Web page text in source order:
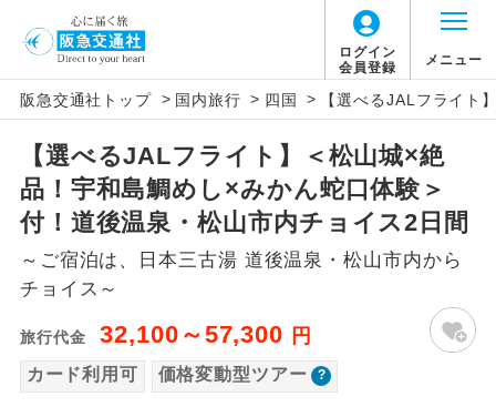
ログイン
会員登録
メニュー
阪急交通社トップ > 国内旅行 > 四国 > 【選べるJALフライト
【選べるJALフライト】＜松山城×絶
品！宇和島鯛めし×みかん蛇口体験＞
付！道後温泉・松山市内チョイス2日間
～ご宿泊は、日本三古湯 道後温泉・松山市内から
チョイス～
旅行代金 32,100～57,300 円
カード利用可 価格変動型ツアー
アイコン 説明
添乗員同行
往路出発空港（駅）から復路到着空港
（駅）まで同行します。
現地添乗員同
行
現地到着空港（駅）から最終日出発空港
（駅）まで添乗員が同行します。
バスガイド乗
務
バスガイドが乗務し、車内での観光案内
があります。
「価格変動型ツアー」に関するご案内
価格変動型ツアーとは
航空会社が設定する「個人包括旅行運
賃」を利用したツアーです。
お申し込み時期・ご利用便の空席状況に
以下の注意事項をあらかじめご了承いただき